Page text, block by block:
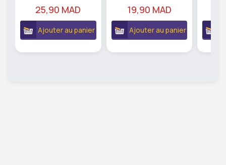
25,90 MAD
Ajouter au panier
19,90 MAD
Ajouter au panier